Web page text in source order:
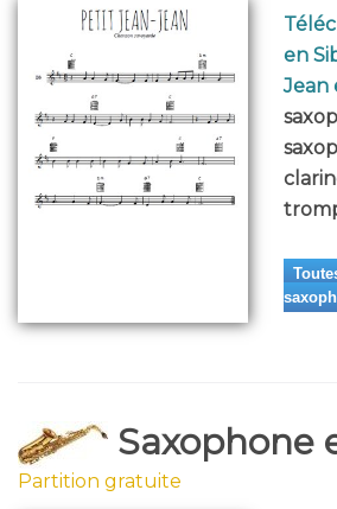
en
Jean
Saxophone
Partition gratuite